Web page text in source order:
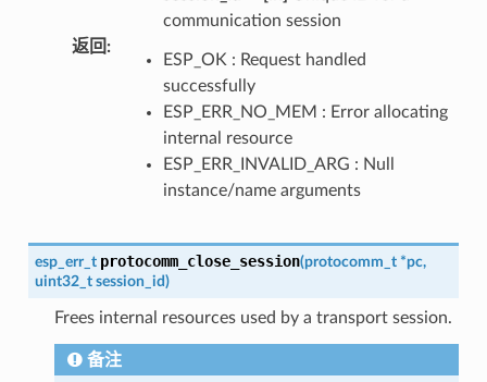
communication session
返回 :
ESP_OK : Request handled
successfully
ESP_ERR_NO_MEM : Error allocating
internal resource
ESP_ERR_INVALID_ARG : Null
instance/name arguments
esp_err_t protocomm_close_session(protocomm_t *pc,
uint32_t session_id)
Frees internal resources used by a transport session.
备注